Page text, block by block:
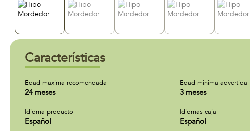
Características
Edad maxima recomendada
24 meses
Edad minima advertida
3 meses
Idioma producto
Español
Idiomas caja
Español